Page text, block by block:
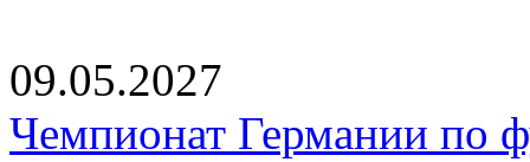
09.05.2027
Чемпионат Германии по